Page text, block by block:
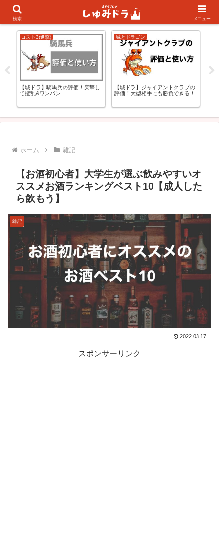
初心者の方向け
コスト3(進撃)
【城ドラ】騎馬兵の評価！突撃し
て攪乱&ワンパン
城とドラゴン
【城ドラ】ジャイアントクラブの
評価！大型相手にも勝負できる！
ホーム 雑記
【お酒初心者】大学生が選ぶ飲みやすいオ
ススメお酒ランキングベスト10【成人した
ら飲もう】
雑記
2022.03.17
スポンサーリンク
検索 メニュー